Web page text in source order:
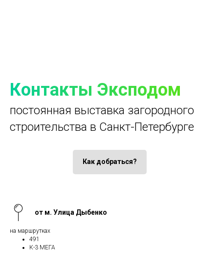
Контакты Эксподом
постоянная выставка загородного
строительства в Санкт-Петербурге
Как добраться?
от м. Улица Дыбенко
на маршрутках
491
К-3 МЕГА